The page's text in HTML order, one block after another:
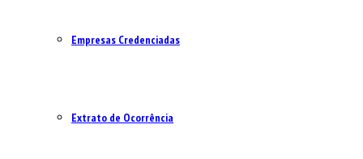
Empresas Credenciadas
Extrato de Ocorrência